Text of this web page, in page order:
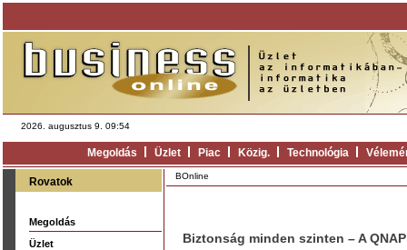
2026. augusztus 9. 09:54
Megoldás Üzlet Piac Közig. Technológia
Rovatok
Megoldás
Üzlet
BOnline
Biztonság minden szinten – A